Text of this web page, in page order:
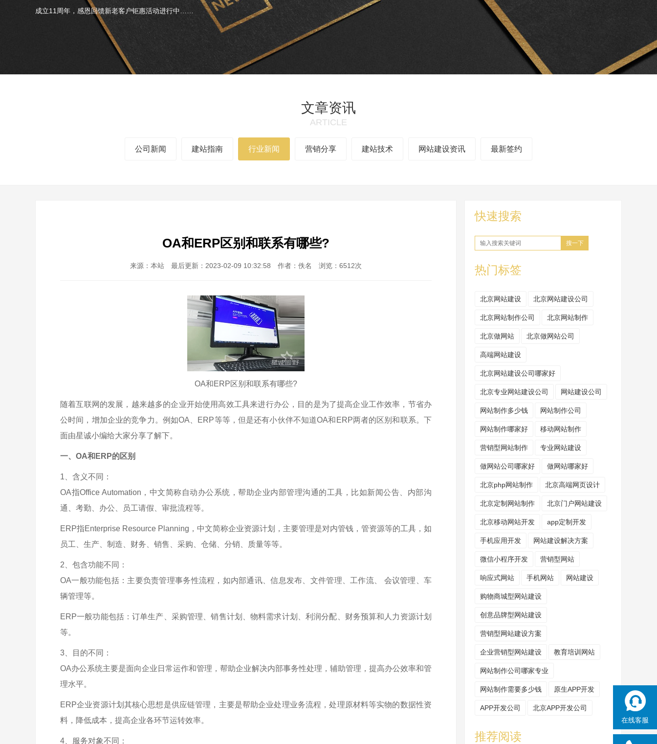
在线客服
成立11周年，感恩回馈新老客户钜惠活动进行中……
文章资讯
ARTICLE
公司新闻 建站指南 行业新闻 营销分享 建站技术 网站建设资讯 最新签约
OA和ERP区别和联系有哪些?
来源：本站 最后更新：2023-02-09 10:32:58 作者：佚名 浏览：6512次
OA和ERP区别和联系有哪些?
随着互联网的发展，越来越多的企业开始使用高效工具来进行办公，目的是为了提高企业工作效率，节省办
公时间，增加企业的竞争力。例如OA、ERP等等，但是还有小伙伴不知道OA和ERP两者的区别和联系。下
面由星诚小编给大家分享了解下。
一、OA和ERP的区别
1、含义不同：
OA指Office Automation，中文简称自动办公系统，帮助企业内部管理沟通的工具，比如新闻公告、内部沟
通、考勤、办公、员工请假、审批流程等。
ERP指Enterprise Resource Planning，中文简称企业资源计划，主要管理是对内管钱，管资源等的工具，如
员工、生产、制造、财务、销售、采购、仓储、分销、质量等等。
2、包含功能不同：
OA一般功能包括：主要负责管理事务性流程，如内部通讯、信息发布、文件管理、工作流、 会议管理、车
辆管理等。
ERP一般功能包括：订单生产、采购管理、销售计划、物料需求计划、利润分配、财务预算和人力资源计划
等。
3、目的不同：
OA办公系统主要是面向企业日常运作和管理，帮助企业解决内部事务性处理，辅助管理，提高办公效率和管
理水平。
ERP企业资源计划其核心思想是供应链管理，主要是帮助企业处理业务流程，处理原材料等实物的数据性资
料，降低成本，提高企业各环节运转效率。
4、服务对象不同：
快速搜索
搜一下
热门标签
北京网站建设 北京网站建设公司
北京网站制作公司 北京网站制作
北京做网站 北京做网站公司
高端网站建设
北京网站建设公司哪家好
北京专业网站建设公司 网站建设公司
网站制作多少钱 网站制作公司
网站制作哪家好 移动网站制作
营销型网站制作 专业网站建设
做网站公司哪家好 做网站哪家好
北京php网站制作 北京高端网页设计
北京定制网站制作 北京门户网站建设
北京移动网站开发 app定制开发
手机应用开发 网站建设解决方案
微信小程序开发 营销型网站
响应式网站 手机网站 网站建设
购物商城型网站建设
创意品牌型网站建设
营销型网站建设方案
企业营销型网站建设 教育培训网站
网站制作公司哪家专业
网站制作需要多少钱 原生APP开发
APP开发公司 北京APP开发公司
推荐阅读